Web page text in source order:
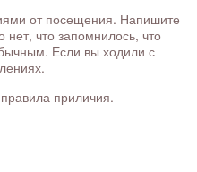
от посещения. Напишите
нет, что запомнилось, что
Если вы ходили с
приличия.